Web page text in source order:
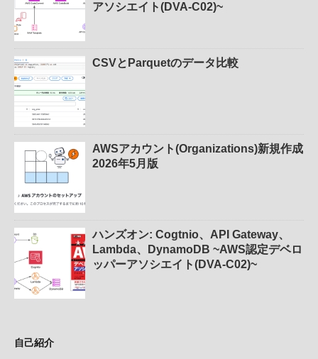
アソシエイト(DVA-C02)~
CSVとParquetのデータ比較
AWSアカウント(Organizations)新規作成
2026年5月版
ハンズオン: Cogtnio、API Gateway、
Lambda、DynamoDB ~AWS認定デベロ
ッパーアソシエイト(DVA-C02)~
自己紹介